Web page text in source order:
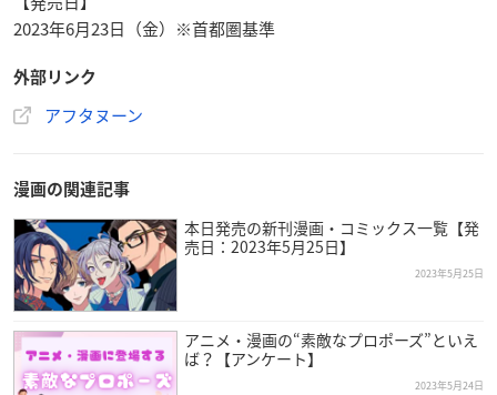
2023年6月23日（金）※首都圏基準
外部リンク
アフタヌーン
漫画の関連記事
本日発売の新刊漫画・コミックス一覧【発
売日：2023年5月25日】
2023年5月25日
アニメ・漫画の“素敵なプロポーズ”といえ
ば？【アンケート】
2023年5月24日